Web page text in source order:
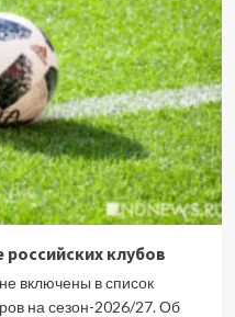
клубов
включены в список
на сезон-2026/27. Об